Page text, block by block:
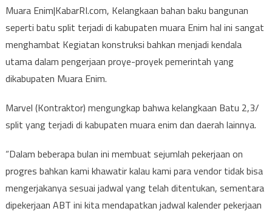
Muara Enim|KabarRI.com, Kelangkaan bahan baku bangunan
seperti batu split terjadi di kabupaten muara Enim hal ini sangat
menghambat Kegiatan konstruksi bahkan menjadi kendala
utama dalam pengerjaan proye-proyek pemerintah yang
dikabupaten Muara Enim.
Marvel (Kontraktor) mengungkap bahwa kelangkaan Batu 2,3/
split yang terjadi di kabupaten muara enim dan daerah lainnya.
“Dalam beberapa bulan ini membuat sejumlah pekerjaan on
progres bahkan kami khawatir kalau kami para vendor tidak bisa
mengerjakanya sesuai jadwal yang telah ditentukan, sementara
dipekerjaan ABT ini kita mendapatkan jadwal kalender pekerjaan